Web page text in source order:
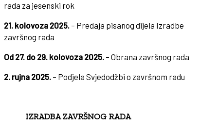
rada za jesenski rok
21. kolovoza 2025. – Predaja pisanog dijela Izradbe
završnog rada
Od 27. do 29. kolovoza 2025. – Obrana završnog rada
2. rujna 2025. – Podjela Svjedodžbi o završnom radu
IZRADBA ZAVRŠNOG RADA